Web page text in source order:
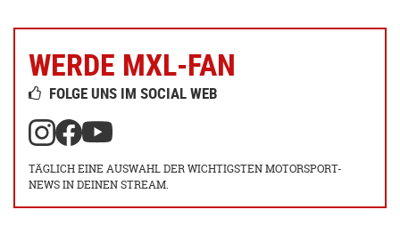
WERDE MXL-FAN
FOLGE UNS IM SOCIAL WEB
TÄGLICH EINE AUSWAHL DER WICHTIGSTEN MOTORSPORT-
NEWS IN DEINEN STREAM.